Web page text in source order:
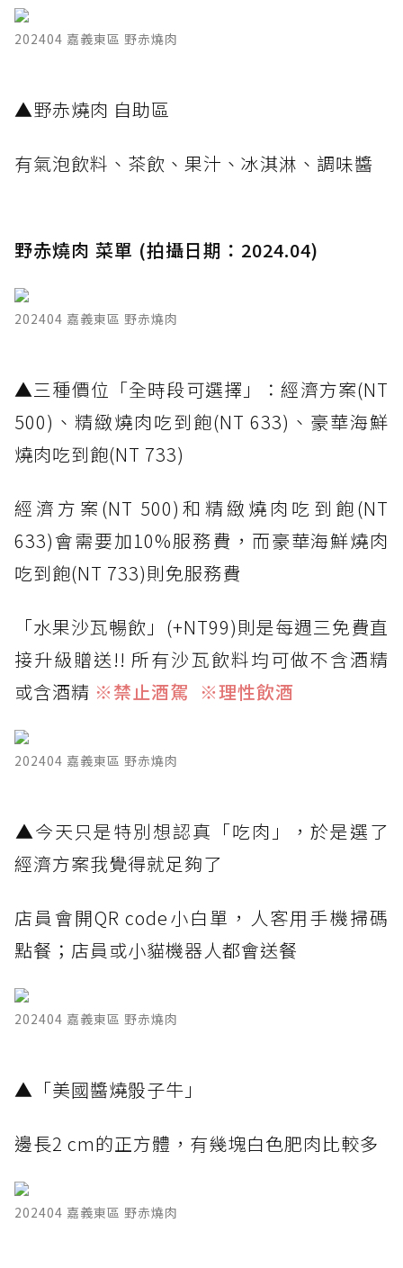
202404 嘉義東區 野赤燒肉
​▲野赤燒肉 自助區
有氣泡飲料、茶飲、果汁、冰淇淋、調味醬
野赤燒肉 菜單 (拍攝日期：2024.04)
202404 嘉義東區 野赤燒肉
​▲三種價位「全時段可選擇」：經濟方案(NT
500)、精緻燒肉吃到飽(NT 633)、豪華海鮮
燒肉吃到飽(NT 733)
經濟方案(NT 500)和精緻燒肉吃到飽(NT
633)會需要加10%服務費，而豪華海鮮燒肉
吃到飽(NT 733)則免服務費
「水果沙瓦暢飲」(+NT99)則是每週三免費直
接升級贈送!! 所有沙瓦飲料均可做不含酒精
或含酒精 ※禁止酒駕 ※理性飲酒
202404 嘉義東區 野赤燒肉
​▲今天只是特別想認真「吃肉」，於是選了
經濟方案我覺得就足夠了
店員會開QR code小白單，人客用手機掃碼
點餐；店員或小貓機器人都會送餐
202404 嘉義東區 野赤燒肉
​▲「美國醬燒骰子牛」
邊長2 cm的正方體，有幾塊白色肥肉比較多
202404 嘉義東區 野赤燒肉